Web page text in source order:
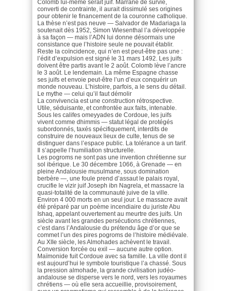
Colomb lui-même serait juif. Marrane de survie,
converti de contrainte, il aurait dissimulé ses origines
pour obtenir le financement de la couronne catholique.
La thèse n’est pas neuve — Salvador de Madariaga la
soutenait dès 1952, Simon Wiesenthal l’a développée
à sa façon — mais l’ADN lui donne désormais une
consistance que l’histoire seule ne pouvait établir.
Reste la coïncidence, qui n’en est peut-être pas une :
l’édit d’expulsion est signé le 31 mars 1492. Les juifs
doivent être partis avant le 2 août. Colomb lève l’ancre
le 3 août. Le lendemain. La même Espagne chasse
ses juifs et envoie peut-être l’un d’eux conquérir un
monde nouveau. L’histoire, parfois, a le sens du détail.
Le mythe — celui qu’il faut démolir
La convivencia est une construction rétrospective.
Utile, séduisante, et confrontée aux faits, intenable.
Sous les califes omeyyades de Cordoue, les juifs
vivent comme dhimmis — statut légal de protégés
subordonnés, taxés spécifiquement, interdits de
construire de nouveaux lieux de culte, tenus de se
distinguer dans l’espace public. La tolérance a un tarif.
Il s’appelle l’humiliation structurelle.
Les pogroms ne sont pas une invention chrétienne sur
sol ibérique. Le 30 décembre 1066, à Grenade — en
pleine Andalousie musulmane, sous domination
berbère —, une foule prend d’assaut le palais royal,
crucifie le vizir juif Joseph ibn Nagrela, et massacre la
quasi-totalité de la communauté juive de la ville.
Environ 4 000 morts en un seul jour. Le massacre avait
été préparé par un poème incendiaire du juriste Abu
Ishaq, appelant ouvertement au meurtre des juifs. Un
siècle avant les grandes persécutions chrétiennes,
c’est dans l’Andalousie du prétendu âge d’or que se
commet l’un des pires pogroms de l’histoire médiévale.
Au XIIe siècle, les Almohades achèvent le travail.
Conversion forcée ou exil — aucune autre option.
Maïmonide fuit Cordoue avec sa famille. La ville dont il
est aujourd’hui le symbole touristique l’a chassé. Sous
la pression almohade, la grande civilisation judéo-
andalouse se disperse vers le nord, vers les royaumes
chrétiens — où elle sera accueillie, provisoirement,